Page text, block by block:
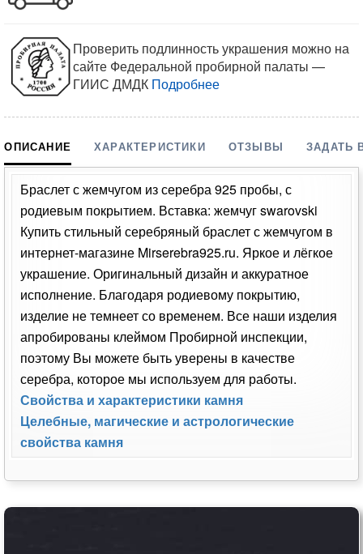
Проверить подлинность украшения можно на
сайте Федеральной пробирной палаты —
ГИИС ДМДК Подробнее
ОПИСАНИЕ ХАРАКТЕРИСТИКИ ОТЗЫВЫ ЗАДАТЬ
Браслет с жемчугом из серебра 925 пробы, с
родиевым покрытием. Вставка: жемчуг swarovski
Купить стильный серебряный браслет с жемчугом в
интернет-магазине Mirserebra925.ru. Яркое и лёгкое
украшение. Оригинальный дизайн и аккуратное
исполнение. Благодаря родиевому покрытию,
изделие не темнеет со временем. Все наши изделия
апробированы клеймом Пробирной инспекции,
поэтому Вы можете быть уверены в качестве
серебра, которое мы используем для работы.
Свойства и характеристики камня
Целебные, магические и астрологические
свойства камня